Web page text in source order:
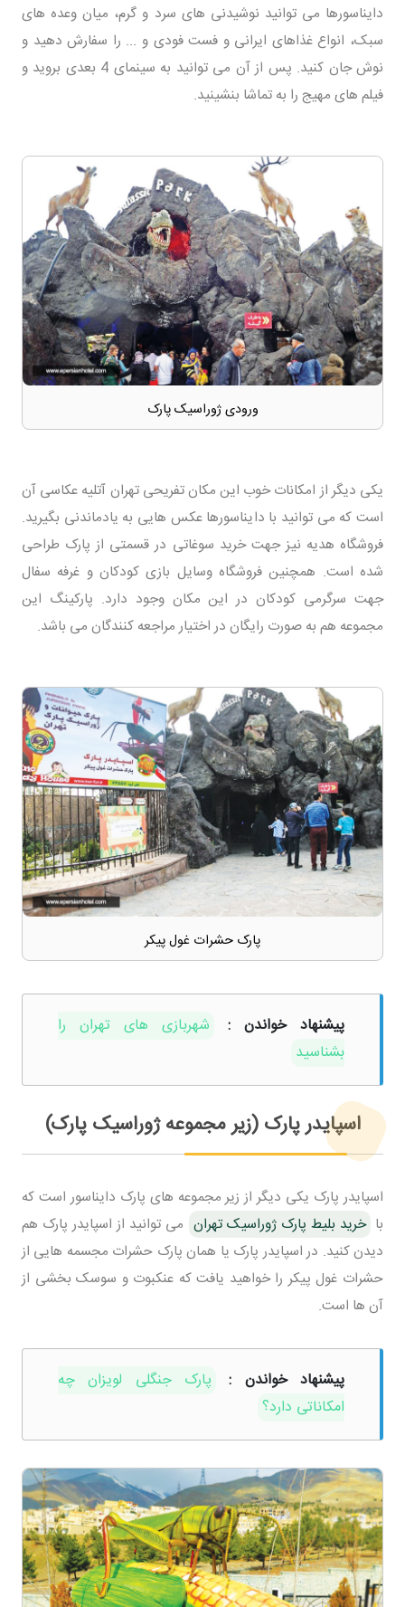
دایناسورها می توانید نوشیدنی های سرد و گرم، میان وعده های
سبک، انواع غذاهای ایرانی و فست فودی و ... را سفارش دهید و
نوش جان کنید. پس از آن می توانید به سینمای 4 بعدی بروید و
فیلم های مهیج را به تماشا بنشینید.
ورودی ژوراسیک پارک
یکی دیگر از امکانات خوب این مکان تفریحی تهران آتلیه عکاسی آن
است که می توانید با دایناسورها عکس هایی به یادماندنی بگیرید.
فروشگاه هدیه نیز جهت خرید سوغاتی در قسمتی از پارک طراحی
شده است. همچنین فروشگاه وسایل بازی کودکان و غرفه سفال
جهت سرگرمی کودکان در این مکان وجود دارد. پارکینگ این
مجموعه هم به صورت رایگان در اختیار مراجعه کنندگان می باشد.
پارک حشرات غول پیکر
پیشنهاد خواندن :
شهربازی های تهران را
بشناسید
اسپایدر پارک (زیر مجموعه ژوراسیک پارک)
اسپایدر پارک یکی دیگر از زیر مجموعه های پارک دایناسور است که
با خرید بلیط پارک ژوراسیک تهران می توانید از اسپایدر پارک هم
دیدن کنید. در اسپایدر پارک یا همان پارک حشرات مجسمه هایی از
حشرات غول پیکر را خواهید یافت که عنکبوت و سوسک بخشی از
آن ها است.
پیشنهاد خواندن :
پارک جنگلی لویزان چه
امکاناتی دارد؟